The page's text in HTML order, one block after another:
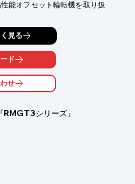
能オフセット輪転機を取り扱
セット輪転機とキャリアを積
域施策ごとに版を差し替えた
す。
見る
ド
せ
シリーズ』